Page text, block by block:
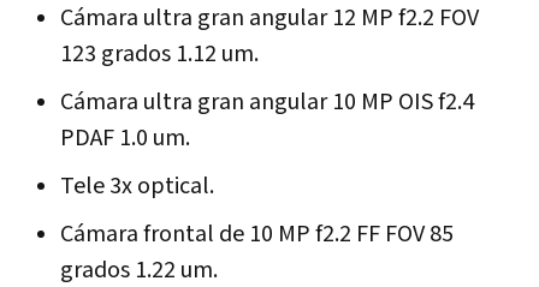
Cámara ultra gran angular 12 MP f2.2 FOV
123 grados 1.12 um.
Cámara ultra gran angular 10 MP OIS f2.4
PDAF 1.0 um.
Tele 3x optical.
Cámara frontal de 10 MP f2.2 FF FOV 85
grados 1.22 um.